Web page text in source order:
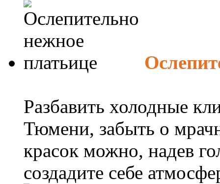
Разбавить холодные
Тюмени, забыть о
красок можно, надев
создадите себе